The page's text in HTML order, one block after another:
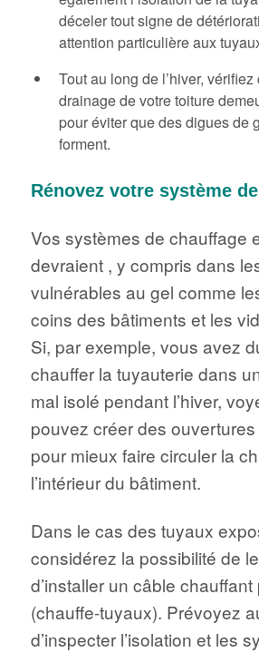
déceler tout signe de
attention particulière aux
Tout au long de l’hiver,
drainage de votre toiture
pour éviter que des digues de
forment.
Rénovez votre système
Vos systèmes de chauffage
devraient , y compris dans
vulnérables au gel comme
coins des bâtiments et les
Si, par exemple, vous avez
chauffer la tuyauterie dans
mal isolé pendant l’hiver,
pouvez créer des
pour mieux faire circuler la
l’intérieur du bâtiment.
Dans le cas des tuyaux
considérez la possibilité de
d’installer un câble
(chauffe-tuyaux). Prévoyez
d’inspecter l’isolation et les